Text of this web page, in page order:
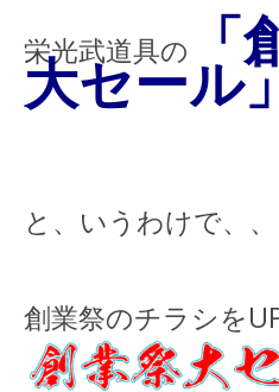
栄光武道具の
大セール
と、いうわけで、、
創業祭のチラシを